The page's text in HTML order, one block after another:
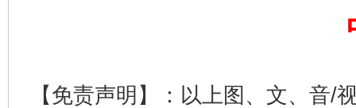
【免责声明】：以上图、文、音/